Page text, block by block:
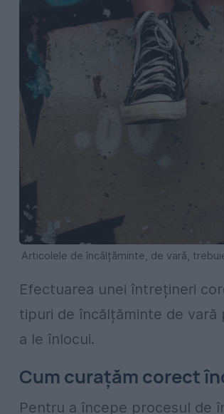
Articolele de încălțăminte, de vară,
Efectuarea unei întrețineri
tipuri de încălțăminte de
a le înlocui.
Cum curațăm corect
Pentru a începe procesul de